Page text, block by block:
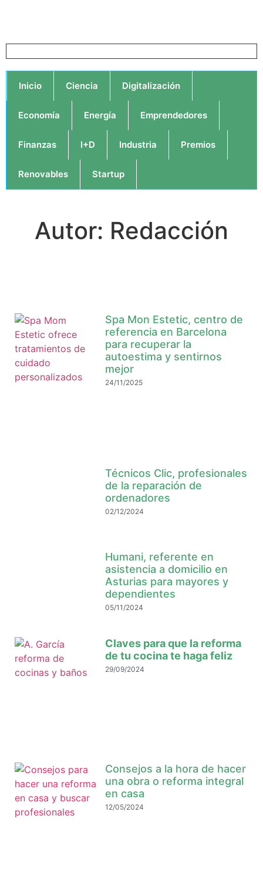
Inicio Ciencia Digitalización
Economía Energía Emprendedores
Finanzas I+D Industria Premios
Renovables Startup
Autor: Redacción
Spa Mon Estetic, centro de
referencia en Barcelona
para recuperar la
autoestima y sentirnos
mejor
24/11/2025
Técnicos Clic, profesionales
de la reparación de
ordenadores
02/12/2024
Humani, referente en
asistencia a domicilio en
Asturias para mayores y
dependientes
05/11/2024
Claves para que la reforma
de tu cocina te haga feliz
29/09/2024
Consejos a la hora de hacer
una obra o reforma integral
en casa
12/05/2024